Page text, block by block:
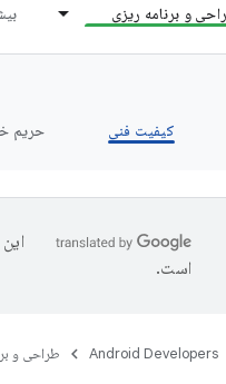
و برنامه ریزی
کیفیت فنی حریم
است.
Android Developers طراحی و